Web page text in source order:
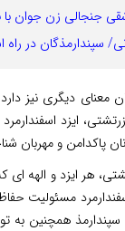
جنجالی زن جوان با
سپندارمذگان در
معنای دیگری نیز
ایزد
پاکدامن و مهربان
هر ایزد و الهه
اسفندارمرد مسئولیت
همچنین به